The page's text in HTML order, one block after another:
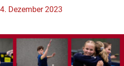
Dezember 2023